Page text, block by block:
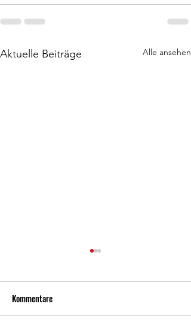
Aktuelle Beiträge Alle ansehen
Kommentare